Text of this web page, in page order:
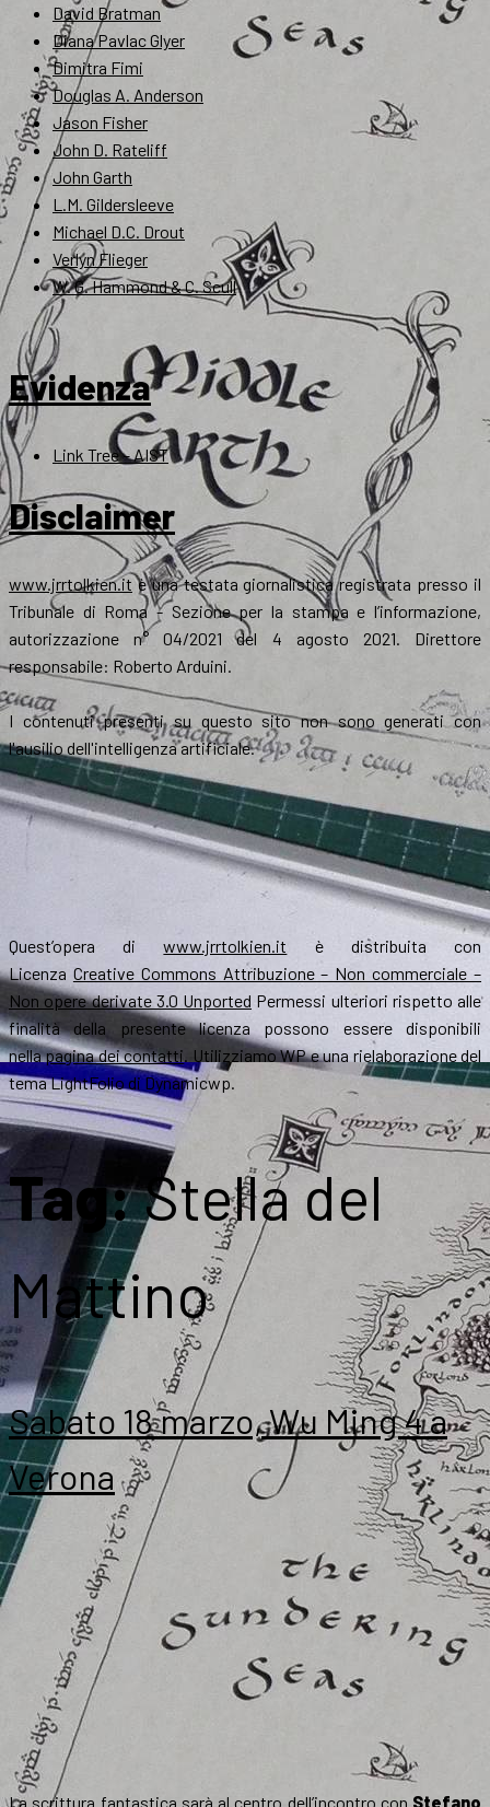
David Bratman
Diana Pavlac Glyer
Dimitra Fimi
Douglas A. Anderson
Jason Fisher
John D. Rateliff
John Garth
L.M. Gildersleeve
Michael D.C. Drout
Verlyn Flieger
W. G. Hammond & C. Scull
Evidenza
Link Tree – AIST
Disclaimer
www.jrrtolkien.itè una testata giornalistica registrata presso il
Tribunale di Roma - Sezione per la stampa e l’informazione,
autorizzazione n° 04/2021 del 4 agosto 2021. Direttore
responsabile: Roberto Arduini.
I contenuti presenti su questo sito non sono generati con
l'ausilio dell'intelligenza artificiale.
Quest’opera diwww.jrrtolkien.it è distribuita con
Licenza Creative Commons Attribuzione – Non commerciale –
Non opere derivate 3.0 Unported Permessi ulteriori rispetto alle
finalità della presente licenza possono essere disponibili
nellapagina dei contatti. Utilizziamo WP e una rielaborazione del
tema LightFolio di Dynamicwp.
Tag:Stella del
Mattino
Sabato 18 marzo, Wu Ming 4 a
Verona
La scrittura fantastica sarà al centro dell’incontro con Stefano